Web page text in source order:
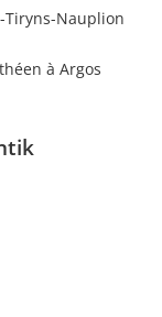
Tiryns-Nauplion
à Argos